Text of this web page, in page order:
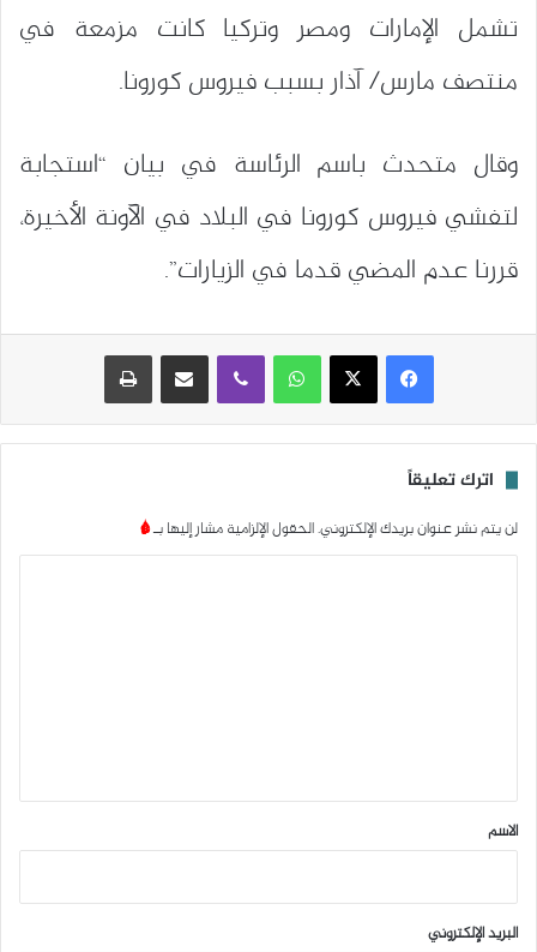
تشمل الإمارات ومصر وتركيا كانت مزمعة في
منتصف مارس/ آذار بسبب فيروس كورونا.
وقال متحدث باسم الرئاسة في بيان “استجابة
لتفشي فيروس كورونا في البلاد في الآونة الأخيرة،
قررنا عدم المضي قدما في الزيارات”.
واتساب مشاركة عبر البريد
اترك تعليقاً
لن يتم نشر عنوان بريدك الإلكتروني.الحقول الإلزامية مشار إليها بـ*
*
الاسم
البريد الإلكتروني